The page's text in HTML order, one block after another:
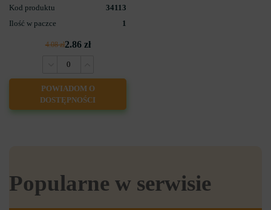
Kod produktu
34113
Ilość w paczce
1
4.08 zł2.86 zł
POWIADOM O
DOSTĘPNOŚCI
Popularne w serwisie